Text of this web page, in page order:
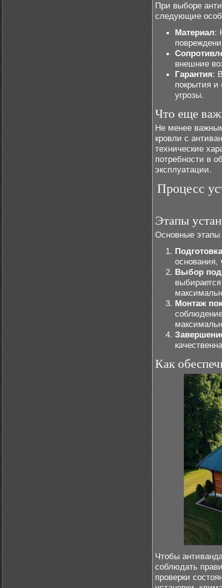
При выборе
следующие
Материал:
внешние
Гарантия:
покрытия и
угрозы.
Что еще
Не менее
кровли с
технические
потребности в
эксплуатации.
Процесс
Этапы
Основные этапы
основания,
Выбор
Монтаж
Как
Чтобы
соблюдать
проверки